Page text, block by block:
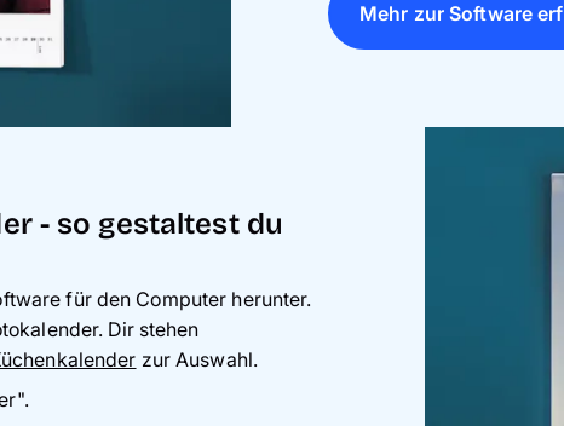
Mehr zur Software
- so gestaltest du
für den Computer herunter.
Dir stehen
zur Auswahl.